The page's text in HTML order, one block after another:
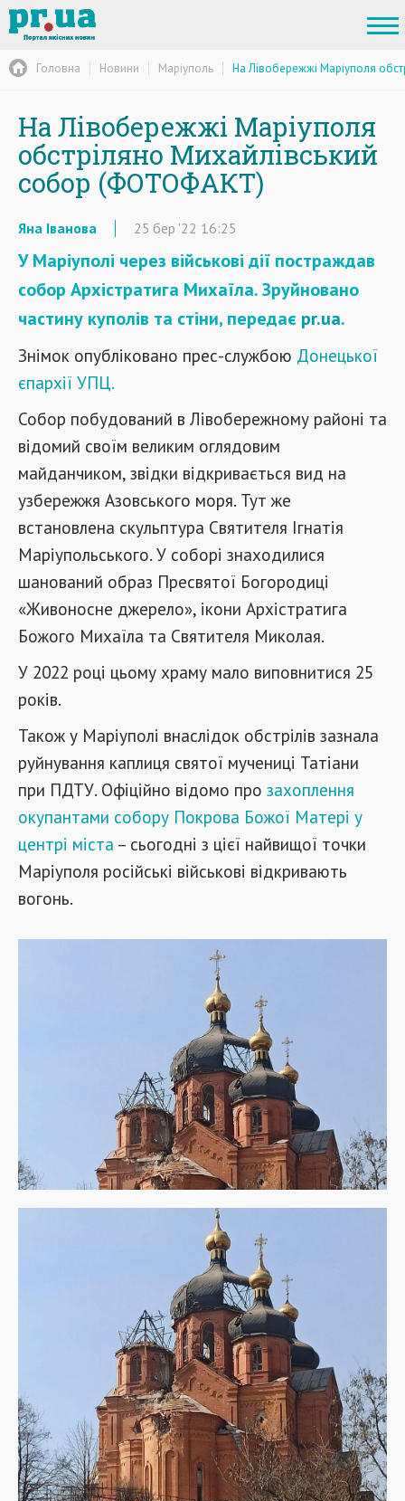
Головна Новини Маріуполь На Лівобережжі Маріуполя
На Лівобережжі Маріуполя
обстріляно Михайлівський
собор (ФОТОФАКТ)
Яна Іванова 25 бер '22 16:25
У Маріуполі через військові дії постраждав
собор Архістратига Михаїла. Зруйновано
частину куполів та стіни, передає pr.ua.
Знімок опубліковано прес-службою Донецької
єпархії УПЦ.
Собор побудований в Лівобережному районі та
відомий своїм великим оглядовим
майданчиком, звідки відкривається вид на
узбережжя Азовського моря. Тут же
встановлена скульптура Святителя Ігнатія
Маріупольського. У соборі знаходилися
шанований образ Пресвятої Богородиці
«Живоносне джерело», ікони Архістратига
Божого Михаїла та Святителя Миколая.
У 2022 році цьому храму мало виповнитися 25
років.
Також у Маріуполі внаслідок обстрілів зазнала
руйнування каплиця святої мучениці Татіани
при ПДТУ. Офіційно відомо про захоплення
окупантами собору Покрова Божої Матері у
центрі міста – сьогодні з цієї найвищої точки
Маріуполя російські військові відкривають
вогонь.